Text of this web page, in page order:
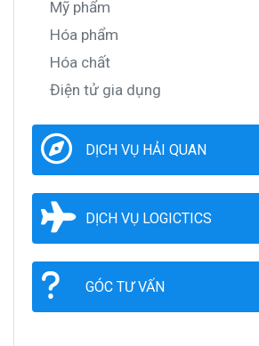
Mỹ phẩm
Hóa phẩm
Hóa chất
Điện tử gia dụng
DỊCH VỤ HẢI QUAN
DỊCH VỤ LOGICTICS
GÓC TƯ VẤN